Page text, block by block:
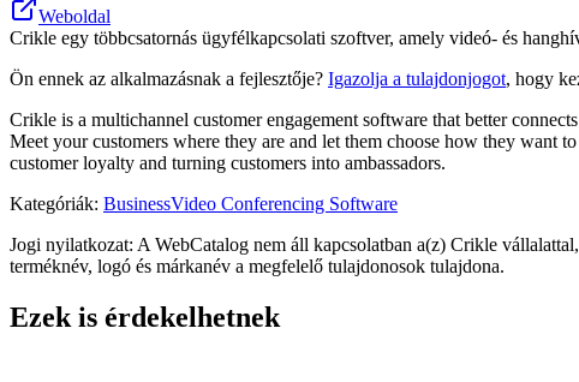
Weboldal
Crikle egy többcsatornás ügyfélkapcsolati szoftver, amely videó- és
Ön ennek az alkalmazásnak a fejlesztője? Igazolja a tulajdonjogot, hogy
Crikle is a multichannel customer engagement software that better
Meet your customers where they are and let them choose how they want
customer loyalty and turning customers into ambassadors.
Kategóriák: BusinessVideo Conferencing Software
Jogi nyilatkozat: A WebCatalog nem áll kapcsolatban a(z) Crikle
terméknév, logó és márkanév a megfelelő tulajdonosok tulajdona.
Ezek is érdekelhetnek